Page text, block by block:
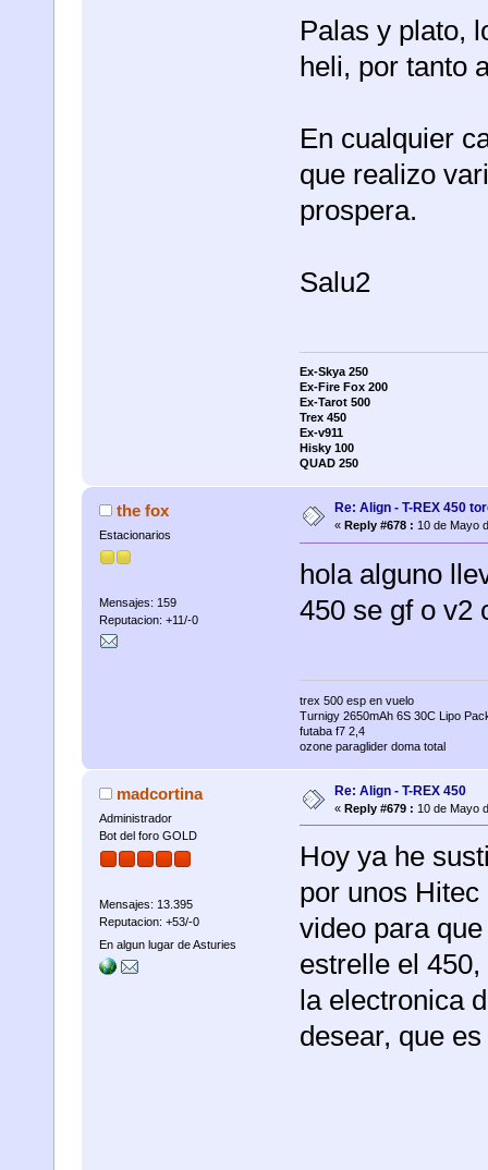
Palas y plato,
heli, por tanto
En cualquier
que realizo
prospera.
Salu2
Ex-Skya 250
Ex-Fire Fox 200
Ex-Tarot 500
Trex 450
Ex-v911
Hisky 100
QUAD 250
the fox
Estacionarios
Mensajes: 159
Reputacion: +11/-0
Re: Align - T-REX 450
« Reply #678 : 10 de Mayo
hola alguno
450 se gf o v2
trex 500 esp en vuelo
Turnigy 2650mAh 6S 30C Lipo
futaba f7 2,4
ozone paraglider doma total
madcortina
Administrador
Bot del foro GOLD
Mensajes: 13.395
Reputacion: +53/-0
En algun lugar de Asturies
Re: Align - T-REX 450
« Reply #679 : 10 de Mayo
Hoy ya he
por unos
video para
estrelle el
la electronica
desear, que